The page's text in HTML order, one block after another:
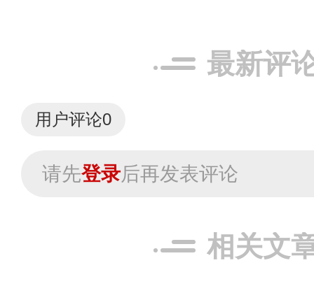
最新评
用户评论0
请先登录后再发表评论
相关文